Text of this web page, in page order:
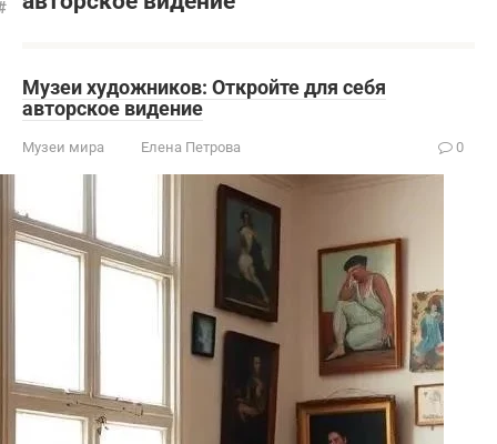
Музеи художников: Откройте для себя
авторское видение
Музеи мира Елена Петрова 0